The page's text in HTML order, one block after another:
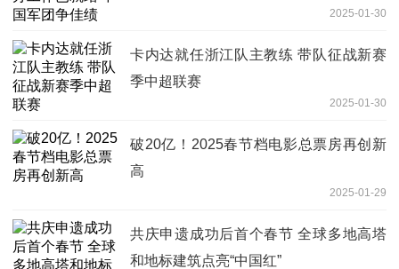
2025-01-30
卡内达就任浙江队主教练 带队征战新赛
季中超联赛
2025-01-30
破20亿！2025春节档电影总票房再创新
高
2025-01-29
共庆申遗成功后首个春节 全球多地高塔
和地标建筑点亮“中国红”